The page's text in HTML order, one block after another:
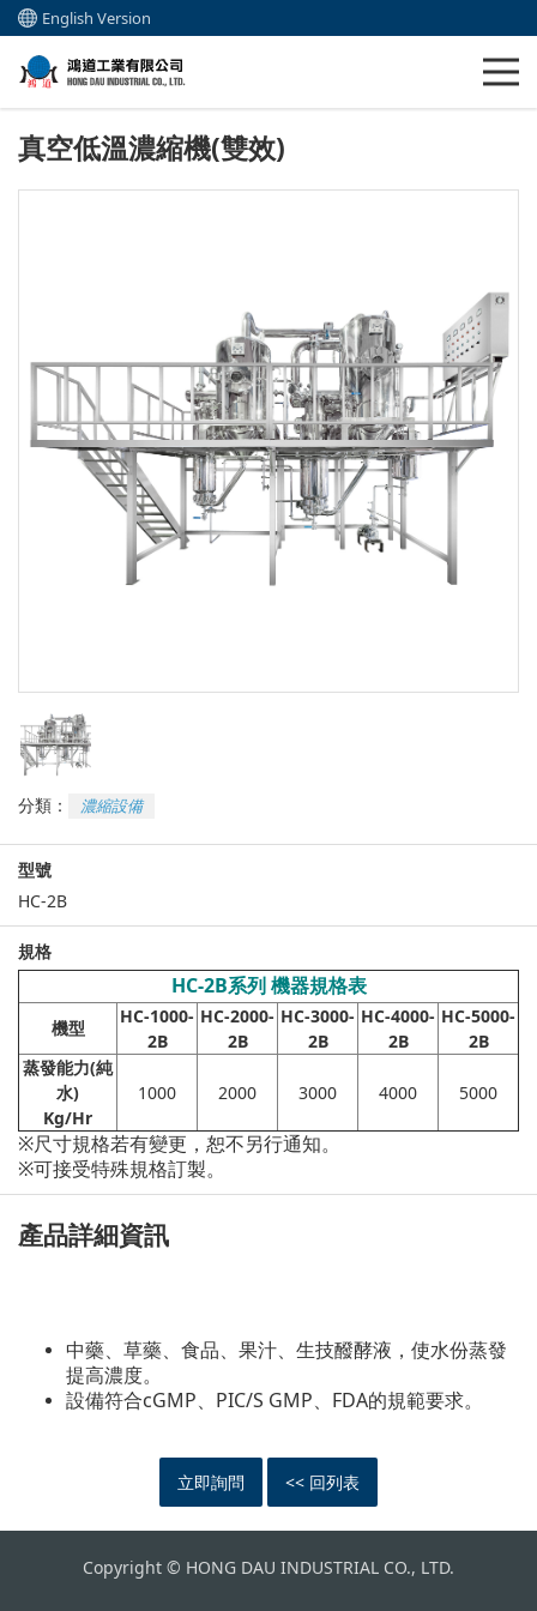
English Version
真空低溫濃縮機(雙效)
分類： 濃縮設備
型號
HC-2B
規格
HC-2B系列 機器規格表
機型
HC-1000-
2B
HC-2000-
2B
HC-3000-
2B
HC-4000-
2B
HC-5000-
2B
蒸發能力(純
水)
Kg/Hr
1000 2000 3000 4000 5000
※尺寸規格若有變更，恕不另行通知。
※可接受特殊規格訂製。
產品詳細資訊
中藥、草藥、食品、果汁、生技醱酵液，使水份蒸發
提高濃度。
設備符合cGMP、PIC/S GMP、FDA的規範要求。
立即詢問 << 回列表
Copyright © HONG DAU INDUSTRIAL CO., LTD.